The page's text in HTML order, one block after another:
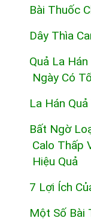
Bài Thuốc
Dây Thìa
Quả La
Ngày Có
La Hán
Bất Ngờ
Calo Thấp
Hiệu Quả
7 Lợi Ích
Một Số Bài